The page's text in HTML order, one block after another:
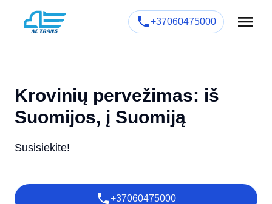
+37060475000
Krovinių pervežimas: iš
Suomijos, į Suomiją
Susisiekite!
+37060475000